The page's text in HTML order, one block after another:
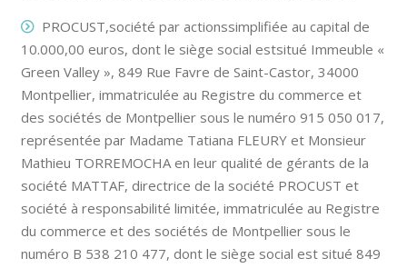
PROCUST,société par actionssimplifiée au capital de
10.000,00 euros, dont le siège social estsitué Immeuble «
Green Valley », 849 Rue Favre de Saint-Castor, 34000
Montpellier, immatriculée au Registre du commerce et
des sociétés de Montpellier sous le numéro 915 050 017,
représentée par Madame Tatiana FLEURY et Monsieur
Mathieu TORREMOCHA en leur qualité de gérants de la
société MATTAF, directrice de la société PROCUST et
société à responsabilité limitée, immatriculée au Registre
du commerce et des sociétés de Montpellier sous le
numéro B 538 210 477, dont le siège social est situé 849